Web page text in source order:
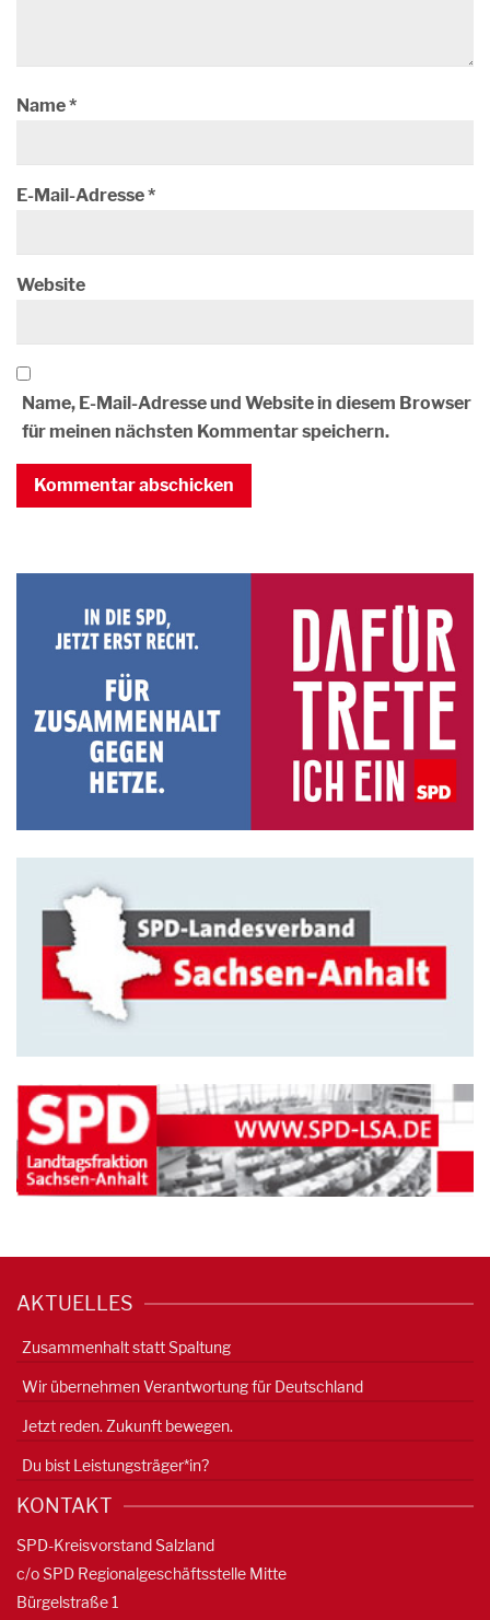
Name*
E-Mail-Adresse*
Website
Name, E-Mail-Adresse und Website in diesem Browser
für meinen nächsten Kommentar speichern.
AKTUELLES
Zusammenhalt statt Spaltung
Wir übernehmen Verantwortung für Deutschland
Jetzt reden. Zukunft bewegen.
Du bist Leistungsträger*in?
KONTAKT
SPD-Kreisvorstand Salzland
c/o SPD Regionalgeschäftsstelle Mitte
Bürgelstraße 1